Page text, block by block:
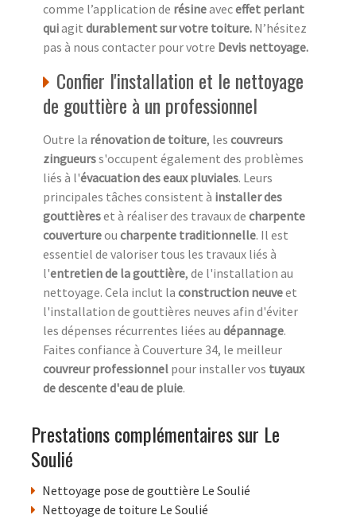
comme l’application de résineaveceffet perlant
quiagit durablement sur votre toiture. N’hésitez
pas à nous contacter pour votre Devis nettoyage.
Confier l'installation et le nettoyage
de gouttière à un professionnel
Outre la rénovation de toiture, les couvreurs
zingueurss'occupent également des problèmes
liés à l'évacuation des eaux pluviales. Leurs
principales tâches consistent à installer des
gouttièreset à réaliser des travaux de charpente
couvertureou charpente traditionnelle. Il est
essentiel de valoriser tous les travaux liés à
l'entretien de la gouttière, de l'installation au
nettoyage. Cela inclut la construction neuveet
l'installation de gouttières neuves afin d'éviter
les dépenses récurrentes liées au dépannage.
Faites confiance à Couverture 34, le meilleur
couvreur professionnel pour installer vos tuyaux
de descente d'eau de pluie.
Prestations complémentaires sur Le
Soulié
Nettoyage pose de gouttière Le Soulié
Nettoyage de toiture Le Soulié